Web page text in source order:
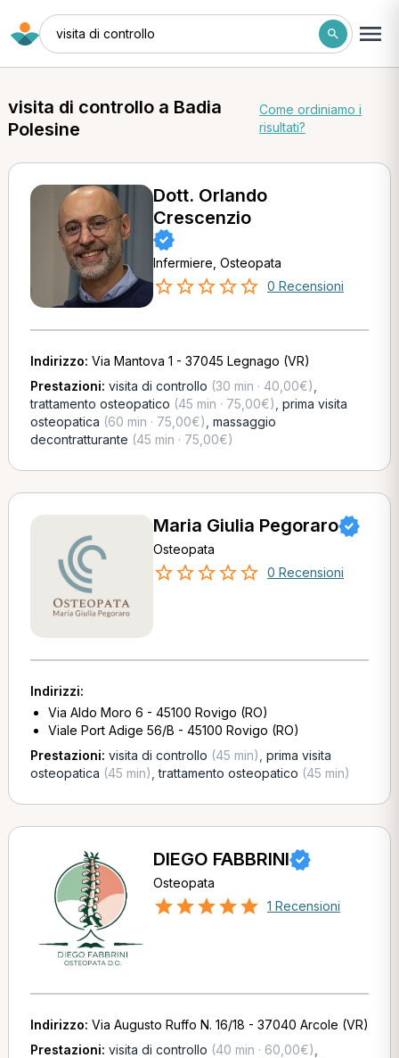
visita di controllo
visita di controllo a Badia
Polesine
Come ordiniamo i
risultati?
Dott. Orlando
Crescenzio
Infermiere, Osteopata
0 Recensioni
Indirizzo: Via Mantova 1 - 37045 Legnago (VR)
Prestazioni: visita di controllo (30 min · 40,00€)
trattamento osteopatico (45 min · 75,00€) prima visita
osteopatica (60 min · 75,00€) massaggio
decontratturante (45 min · 75,00€)
Maria Giulia Pegoraro
Osteopata
0 Recensioni
Indirizzi:
Via Aldo Moro 6 - 45100 Rovigo (RO)
Viale Port Adige 56/B - 45100 Rovigo (RO)
Prestazioni: visita di controllo (45 min) prima visita
osteopatica (45 min) ,trattamento osteopatico (45 min)
DIEGO FABBRINI
Osteopata
1 Recensioni
Indirizzo: Via Augusto Ruffo N. 16/18 - 37040 Arcole (VR)
Prestazioni: visita di controllo (40 min · 60,00€)